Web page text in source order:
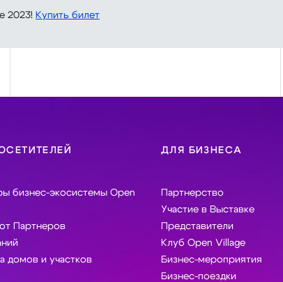
2023! Купить билет
бизнес-экосистемы Open
Партнеров
домов и участков
ДЛЯ БИЗНЕСА
Партнерство
Участие в Выставке
Представители
Клуб Open Village
Бизнес-мероприятия
Бизнес-поездки